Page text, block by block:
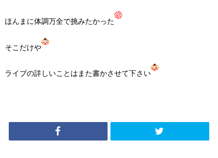
ほんまに体調万全で挑みたかった
そこだけや
ライブの詳しいことはまた書かさせて下さい